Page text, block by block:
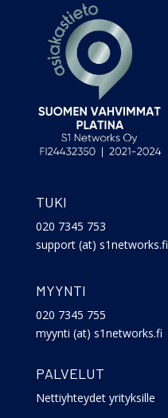
TUKI
020 7345 753
support (at) s1networks.fi
MYYNTI
020 7345 755
myynti (at) s1networks.fi
PALVELUT
Nettiyhteydet yrityksille